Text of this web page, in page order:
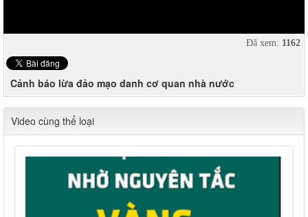
Đã xem: 1162
Cảnh báo lừa đảo mạo danh cơ quan nhà nước
Video cùng thể loại